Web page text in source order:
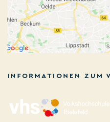
INFORMATIONEN ZUM